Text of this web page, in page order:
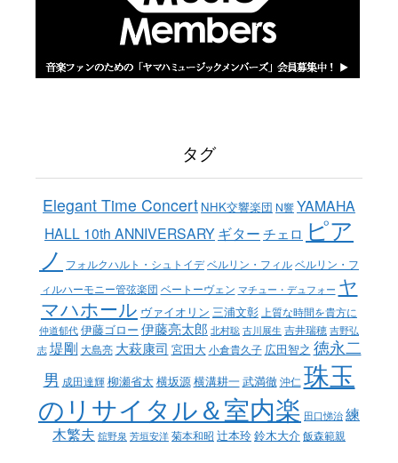
タグ
Elegant Time Concert NHK交響楽団 N響YAMAHA
HALL 10th ANNIVERSARYギターチェロ ピア
ノ
フォルクハルト・シュトイデベルリン・フィルベルリン・フ
ィルハーモニー管弦楽団 ベートーヴェン マチュー・デュフォー ヤ
マハホール ヴァイオリン 三浦文彰 上質な時間を貴方に
仲道郁代 伊藤ゴロー 伊藤亮太郎 北村聡 古川展生 吉井瑞穂 吉野弘
志 堤剛 大島亮 大萩康司 宮田大 小倉貴久子 広田智之 徳永二
男 成田達輝 柳瀬省太横坂源横溝耕一武満徹 沖仁 珠玉
のリサイタル＆室内楽 田口悌治 練
木繁夫 舘野泉 芳垣安洋 菊本和昭 辻本玲鈴木大介飯森範親